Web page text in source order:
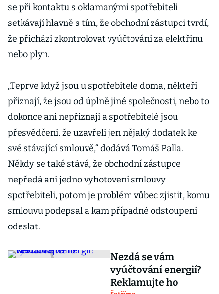
se při kontaktu s oklamanými spotřebiteli
setkávají hlavně s tím, že obchodní zástupci tvrdí,
že přichází zkontrolovat vyúčtování za elektřinu
nebo plyn.
„Teprve když jsou u spotřebitele doma, někteří
přiznají, že jsou od úplně jiné společnosti, nebo to
dokonce ani nepřiznají a spotřebitelé jsou
přesvědčeni, že uzavřeli jen nějaký dodatek ke
své stávající smlouvě,“ dodává Tomáš Palla.
Někdy se také stává, že obchodní zástupce
nepředá ani jedno vyhotovení smlouvy
spotřebiteli, potom je problém vůbec zjistit, komu
smlouvu podepsal a kam případné odstoupení
odeslat.
Nezdá se vám
vyúčtování energií?
Reklamujte ho